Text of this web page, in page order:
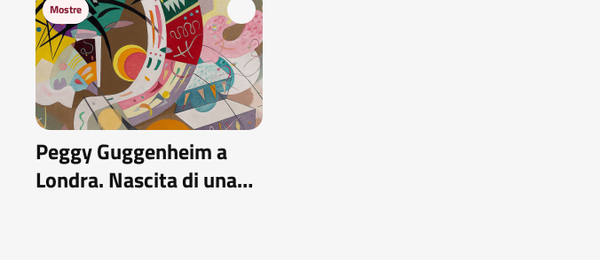
Mostre
Peggy Guggenheim a
Londra. Nascita di una